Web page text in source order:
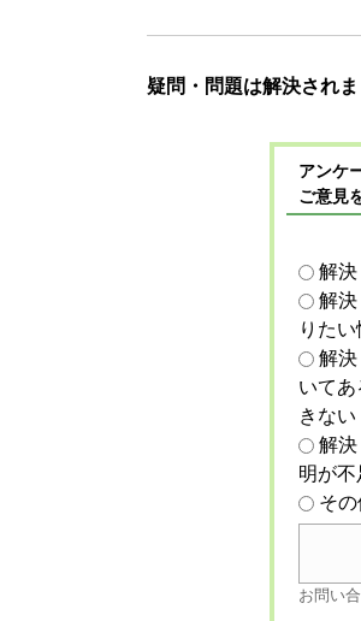
疑問・問題は解決され
アンケ
ご意見
解
解
りた
解
いて
きない
解
明が
そ
お問い